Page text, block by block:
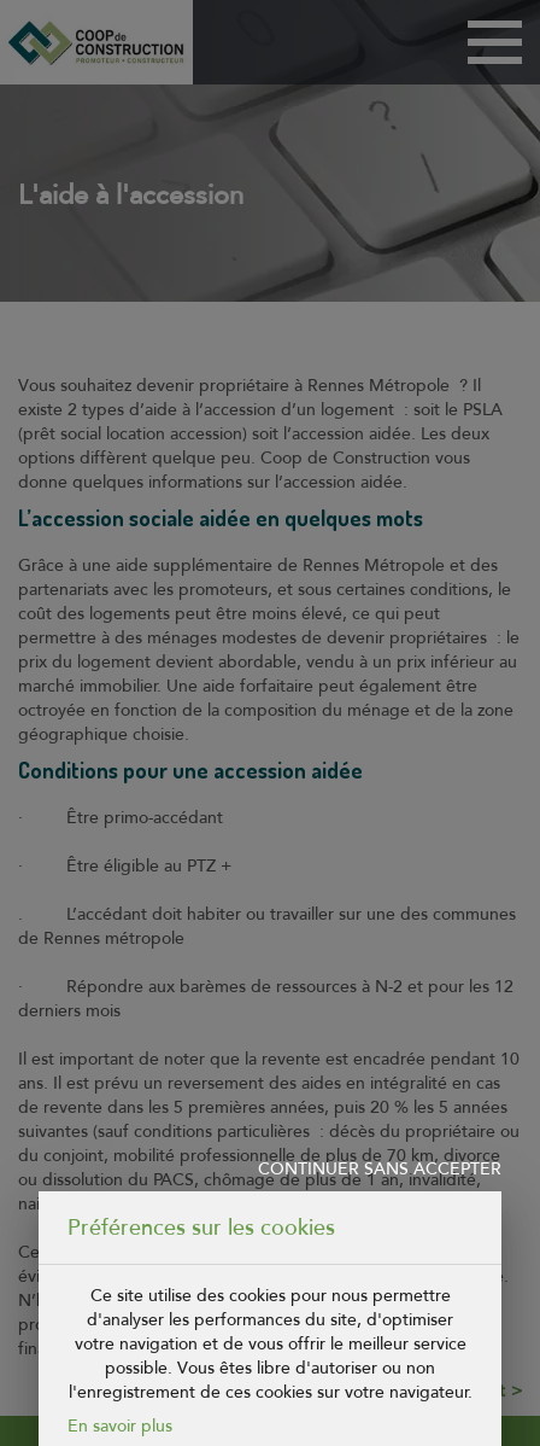
L'aide à l'accession
Vous souhaitez devenir propriétaire à Rennes Métropole ? Il
existe 2 types d’aide à l’accession d’un logement : soit le PSLA
(prêt social location accession) soit l’accession aidée. Les deux
options diffèrent quelque peu. Coop de Construction vous
donne quelques informations sur l’accession aidée.
L’accession sociale aidée en quelques mots
Grâce à une aide supplémentaire de Rennes Métropole et des
partenariats avec les promoteurs, et sous certaines conditions, le
coût des logements peut être moins élevé, ce qui peut
permettre à des ménages modestes de devenir propriétaires : le
prix du logement devient abordable, vendu à un prix inférieur au
marché immobilier. Une aide forfaitaire peut également être
octroyée en fonction de la composition du ménage et de la zone
géographique choisie.
Conditions pour une accession aidée
· Être primo-accédant
· Être éligible au PTZ +
. L’accédant doit habiter ou travailler sur une des communes
de Rennes métropole
· Répondre aux barèmes de ressources à N-2 et pour les 12
derniers mois
Il est important de noter que la revente est encadrée pendant 10
ans. Il est prévu un reversement des aides en intégralité en cas
de revente dans les 5 premières années, puis 20 % les 5 années
suivantes (sauf conditions particulières : décès du propriétaire ou
du conjoint, mobilité professionnelle de plus de 70 km, divorce
ou dissolution du PACS, chômage de plus de 1 an, invalidité,
naissance d’un enfant, mariage).
Ce dispositif permet d’acquérir un premier bien immobilier,
évitant ainsi de payer un loyer, pour se constituer un patrimoine.
N’hésitez plus ! Coop de Construction vous propose des
programmes neufs en accession aidée et vous aide dans la
finalisation de votre projet.
Article suivant
Maisons
Appartements
PSLA
Coop de
construction
Technicoop
Actualités
Contact
Coop et Nous
Suivez-nous sur
CONTINUER SANS ACCEPTER
Préférences sur les cookies
Ce site utilise des cookies pour nous permettre
d'analyser les performances du site, d'optimiser
votre navigation et de vous offrir le meilleur service
possible. Vous êtes libre d'autoriser ou non
l'enregistrement de ces cookies sur votre navigateur.
En savoir plus